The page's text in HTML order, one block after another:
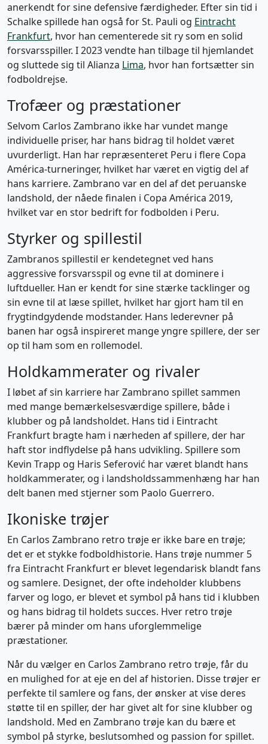
anerkendt for sine defensive færdigheder. Efter sin tid i
Schalke spillede han også for St. Pauli og Eintracht
Frankfurt, hvor han cementerede sit ry som en solid
forsvarsspiller. I 2023 vendte han tilbage til hjemlandet
og sluttede sig til Alianza Lima, hvor han fortsætter sin
fodboldrejse.
Trofæer og præstationer
Selvom Carlos Zambrano ikke har vundet mange
individuelle priser, har hans bidrag til holdet været
uvurderligt. Han har repræsenteret Peru i flere Copa
América-turneringer, hvilket har været en vigtig del af
hans karriere. Zambrano var en del af det peruanske
landshold, der nåede finalen i Copa América 2019,
hvilket var en stor bedrift for fodbolden i Peru.
Styrker og spillestil
Zambranos spillestil er kendetegnet ved hans
aggressive forsvarsspil og evne til at dominere i
luftdueller. Han er kendt for sine stærke tacklinger og
sin evne til at læse spillet, hvilket har gjort ham til en
frygtindgydende modstander. Hans lederevner på
banen har også inspireret mange yngre spillere, der ser
op til ham som en rollemodel.
Holdkammerater og rivaler
I løbet af sin karriere har Zambrano spillet sammen
med mange bemærkelsesværdige spillere, både i
klubber og på landsholdet. Hans tid i Eintracht
Frankfurt bragte ham i nærheden af spillere, der har
haft stor indflydelse på hans udvikling. Spillere som
Kevin Trapp og Haris Seferović har været blandt hans
holdkammerater, og i landsholdssammenhæng har han
delt banen med stjerner som Paolo Guerrero.
Ikoniske trøjer
En Carlos Zambrano retro trøje er ikke bare en trøje;
det er et stykke fodboldhistorie. Hans trøje nummer 5
fra Eintracht Frankfurt er blevet legendarisk blandt fans
og samlere. Designet, der ofte indeholder klubbens
farver og logo, er blevet et symbol på hans tid i klubben
og hans bidrag til holdets succes. Hver retro trøje
bærer på minder om hans uforglemmelige
præstationer.
Når du vælger en Carlos Zambrano retro trøje, får du
en mulighed for at eje en del af historien. Disse trøjer er
perfekte til samlere og fans, der ønsker at vise deres
støtte til en spiller, der har givet alt for sine klubber og
landshold. Med en Zambrano trøje kan du bære et
symbol på styrke, beslutsomhed og passion for spillet.